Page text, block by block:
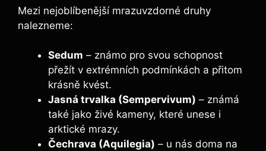
Mezi nejoblíbenější mrazuvzdorné druhy
nalezneme:
Sedum – známo pro svou schopnost
přežít v extrémních podmínkách a přitom
krásně kvést.
Jasná trvalka (Sempervivum) – známá
také jako živé kameny, které unese i
arktické mrazy.
Čechrava (Aquilegia) – u nás doma na